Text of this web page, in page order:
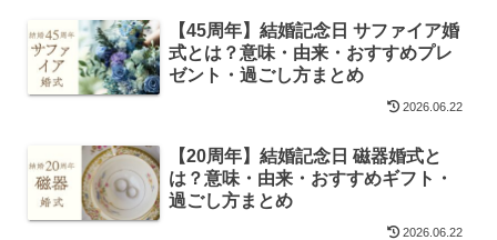
【45周年】結婚記念日 サファイア婚
式とは？意味・由来・おすすめプレ
ゼント・過ごし方まとめ
2026.06.22
【20周年】結婚記念日 磁器婚式と
は？意味・由来・おすすめギフト・
過ごし方まとめ
2026.06.22